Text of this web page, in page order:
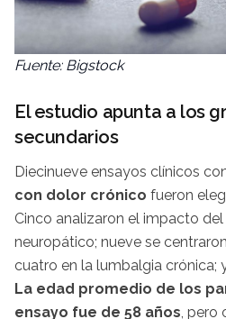
Fuente: Bigstock
El estudio apunta a los
secundarios
Diecinueve ensayos clínicos
con dolor crónico fueron
Cinco analizaron el impacto
neuropático; nueve se
cuatro en la lumbalgia crónica;
La edad promedio de los
ensayo fue de 58 años, pero